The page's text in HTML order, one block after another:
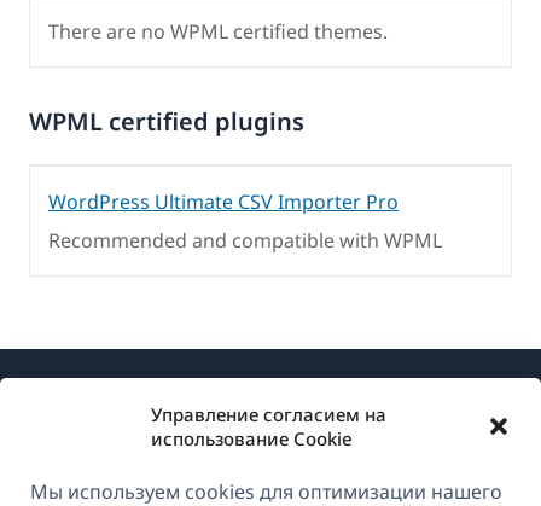
Управление согласием на
использование Cookie
Мы используем cookies для оптимизации нашего
There are no WPML certified themes.
WPML certified plugins
WordPress Ultimate CSV Importer Pro
Recommended and compatible with WPML